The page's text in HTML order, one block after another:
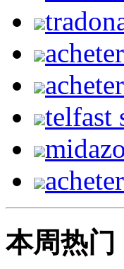
telfast
本周热门